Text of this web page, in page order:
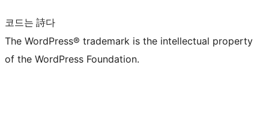
코드는 詩다
The WordPress® trademark is the intellectual property
of the WordPress Foundation.